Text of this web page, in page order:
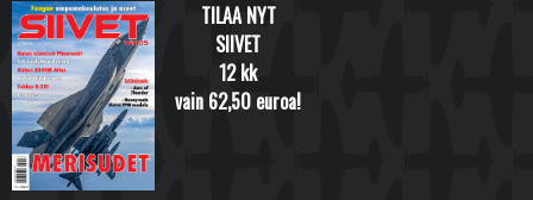
TILAA NYT
SIIVET
12 kk
vain 62,50 euroa!